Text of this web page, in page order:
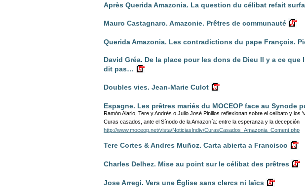
Après Querida Amazonia. La question du célibat refait
Mauro Castagnaro. Amazonie. Prêtres de communauté
Querida Amazonia. Les contradictions du pape François.
David Gréa. De la place pour les dons de Dieu Il y a ce que
dit pas…
Doubles vies. Jean-Marie Culot
Espagne. Les prêtres mariés du MOCEOP face au Synode
Ramón Alario, Tere y Andrés o Julio José Pinillos reflexionan sobre el celibato y los
Curas casados, ante el Sínodo de la Amazonía: entre la esperanza y la decepción
http://www.moceop.net/vista/NoticiasIndiv/CurasCasados_Amazonia_Coment.php
Tere Cortes & Andres Muñoz. Carta abierta a Francisco
Charles Delhez. Mise au point sur le célibat des prêtres
Jose Arregi. Vers une Église sans clercs ni laïcs